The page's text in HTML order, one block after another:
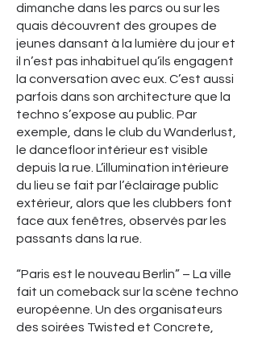
dimanche dans les parcs ou sur les
quais découvrent des groupes de
jeunes dansant à la lumière du jour et
il n’est pas inhabituel qu’ils engagent
la conversation avec eux. C’est aussi
parfois dans son architecture que la
techno s’expose au public. Par
exemple, dans le club du Wanderlust,
le dancefloor intérieur est visible
depuis la rue. L’illumination intérieure
du lieu se fait par l’éclairage public
extérieur, alors que les clubbers font
face aux fenêtres, observés par les
passants dans la rue.
“Paris est le nouveau Berlin” – La ville
fait un comeback sur la scène techno
européenne. Un des organisateurs
des soirées Twisted et Concrete,